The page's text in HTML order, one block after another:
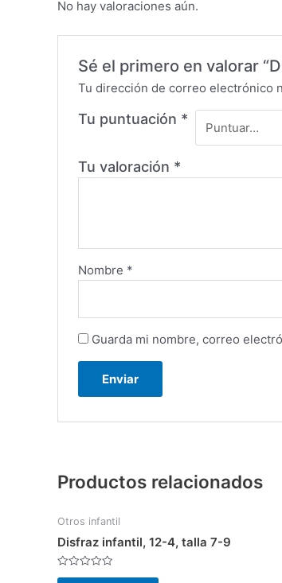
No hay valoraciones aún.
Sé el primero en valorar
Tu dirección de correo electrónico
Tu puntuación *
Tu valoración *
Nombre *
Guarda mi nombre, correo
Productos relacionados
Otros infantil
Disfraz infantil, 12-4, talla 7-9
Valorado